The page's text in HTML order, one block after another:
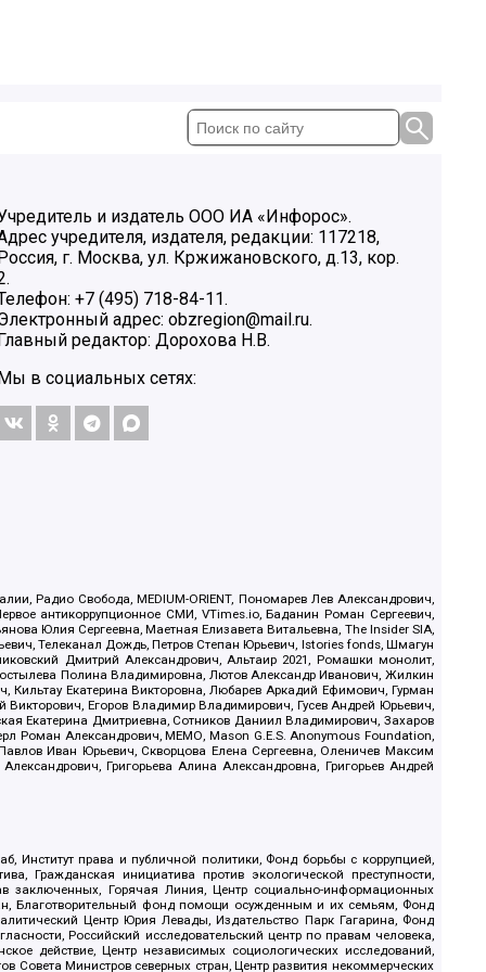
и издатель ООО ИА «Инфорос».
учредителя, издателя, редакции: 117218,
г. Москва, ул. Кржижановского, д.13, кор.
+7 (495) 718-84-11.
адрес: obzregion@mail.ru.
редактор: Дорохова Н.В.
в социальных сетях:
Радио Свобода, MEDIUM-ORIENT, Пономарев Лев Александрович,
антикоррупционное СМИ, VTimes.io, Баданин Роман Сергеевич,
Юлия Сергеевна, Маетная Елизавета Витальевна, The Insider SIA,
Телеканал Дождь, Петров Степан Юрьевич, Istories fonds, Шмагун
Дмитрий Александрович, Альтаир 2021, Ромашки монолит,
Полина Владимировна, Лютов Александр Иванович, Жилкин
Екатерина Викторовна, Любарев Аркадий Ефимович, Гурман
Егоров Владимир Владимирович, Гусев Андрей Юрьевич,
Екатерина Дмитриевна, Сотников Даниил Владимирович, Захаров
Роман Александрович, МЕМО, Mason G.E.S. Anonymous Foundation,
Иван Юрьевич, Скворцова Елена Сергеевна, Оленичев Максим
Григорьева Алина Александровна, Григорьев Андрей
Институт права и публичной политики, Фонд борьбы с коррупцией,
Гражданская инициатива против экологической преступности,
заключенных, Горячая Линия, Центр социально-информационных
Благотворительный фонд помощи осужденным и их семьям, Фонд
Центр Юрия Левады, Издательство Парк Гагарина, Фонд
Российский исследовательский центр по правам человека,
действие, Центр независимых социологических исследований,
Министров северных стран, Центр развития некоммерческих